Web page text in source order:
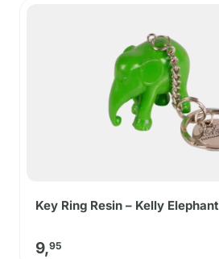
Key Ring Resin – Kelly Elephant
9,95